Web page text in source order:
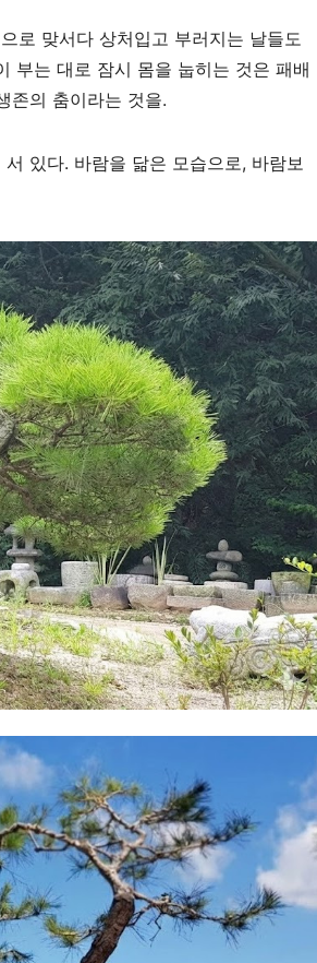
로 맞서다 상처입고 부러지는 날들도
부는 대로 잠시 몸을 눕히는 것은 패배
존의 춤이라는 것을.
있다. 바람을 닮은 모습으로, 바람보